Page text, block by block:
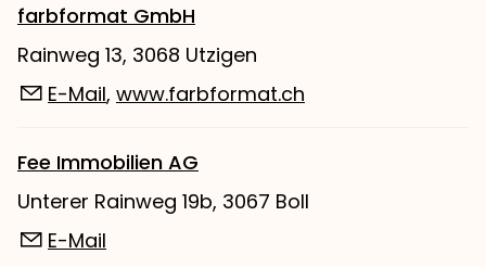
farbformat GmbH
Rainweg 13, 3068 Utzigen
E-Mail, www.farbformat.ch
Fee Immobilien AG
Unterer Rainweg 19b, 3067 Boll
E-Mail